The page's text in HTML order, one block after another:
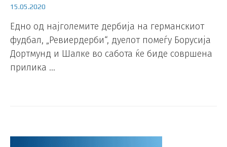
15.05.2020
Едно од најголемите дербија на германскиот
фудбал, „Ревиердерби“, дуелот помеѓу Борусија
Дортмунд и Шалке во сабота ќе биде совршена
прилика …